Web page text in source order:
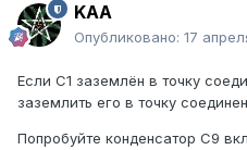
KAA
Опубликовано: 17
Если С1 заземлён в точку
заземлить его в точку
Попробуйте конденсатор C9